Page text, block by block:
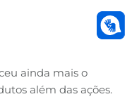
ainda mais o
além das ações.